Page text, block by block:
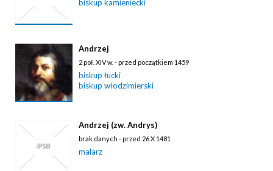
biskup kamieniecki
Andrzej
2 poł. XIV w. - przed początkiem 1459
biskup łucki
biskup włodzimierski
Andrzej (zw. Andrys)
brak danych - przed 26 X 1481
malarz